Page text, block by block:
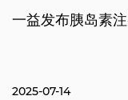
一益发布胰岛素
2025-07-14